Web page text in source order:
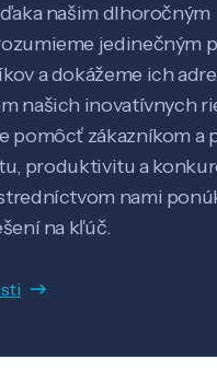
našim dlhoročným
jedinečným
a dokážeme ich
našich inovatívnych
pomôcť zákazníkom a
produktivitu a
nami
na kľúč.